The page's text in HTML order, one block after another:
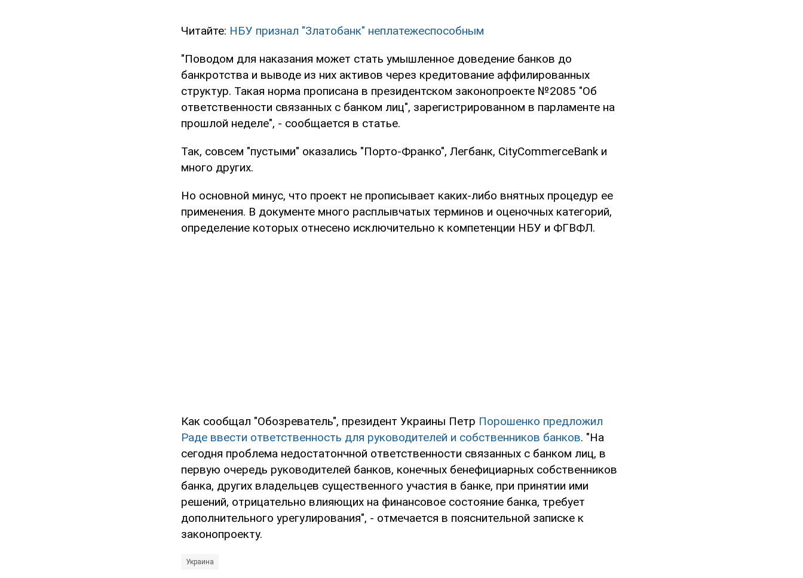
Читайте: НБУ признал "Златобанк" неплатежеспособным
"Поводом для наказания может стать умышленное доведение банков до
банкротства и выводе из них активов через кредитование аффилированных
структур. Такая норма прописана в президентском законопроекте №2085 "Об
ответственности связанных с банком лиц", зарегистрированном в парламенте на
прошлой неделе", - сообщается в статье.
Так, совсем "пустыми" оказались "Порто-Франко", Легбанк, CityCommerceBank и
много других.
Но основной минус, что проект не прописывает каких-либо внятных процедур ее
применения. В документе много расплывчатых терминов и оценочных категорий,
определение которых отнесено исключительно к компетенции НБУ и ФГВФЛ.
Как сообщал "Обозреватель", президент Украины Петр Порошенко предложил
Раде ввести ответственность для руководителей и собственников банков. "На
сегодня проблема недостатончной ответственности связанных с банком лиц, в
первую очередь руководителей банков, конечных бенефициарных собственников
банка, других владельцев существенного участия в банке, при принятии ими
решений, отрицательно влияющих на финансовое состояние банка, требует
дополнительного урегулирования", - отмечается в пояснительной записке к
законопроекту.
Украина